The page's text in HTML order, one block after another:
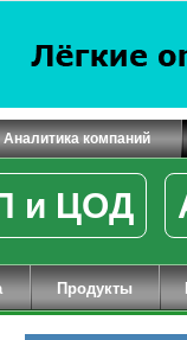
Аналитика компаний
и ЦОД
Продукты